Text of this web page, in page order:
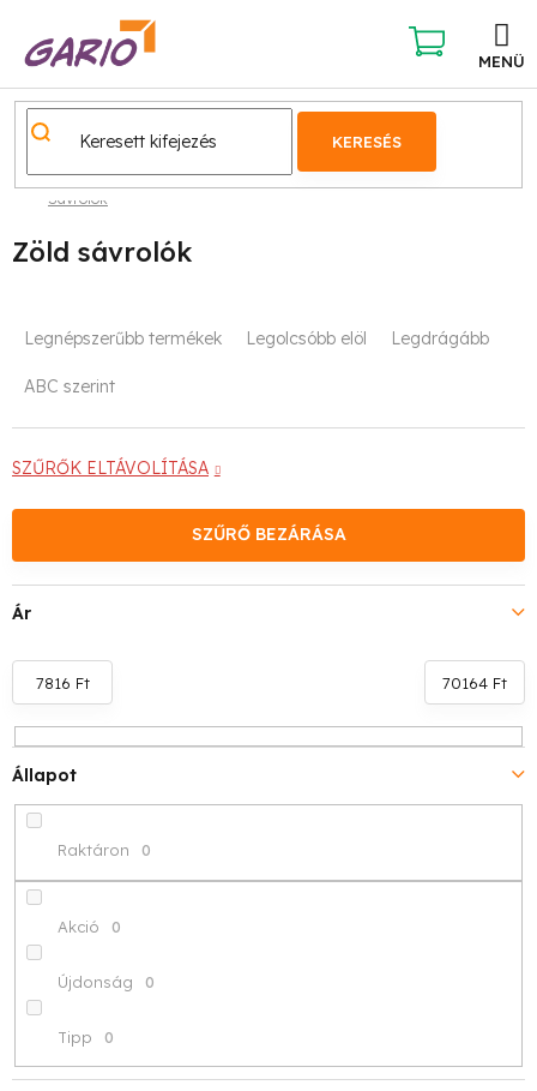
KERESÉS
KOSÁR
Sávrolók
Zöld sávrolók
T
m
é
k
e
r
e
n
d
e
s
e
Legnépszerűbb termékek Legolcsóbb elöl Legdrágább
ABC szerint
SZŰRŐK ELTÁVOLÍTÁSA
SZŰRŐ BEZÁRÁSA
Ár
7816 Ft 70164 Ft
Állapot
Raktáron 0
Akció 0
Újdonság 0
Tipp 0